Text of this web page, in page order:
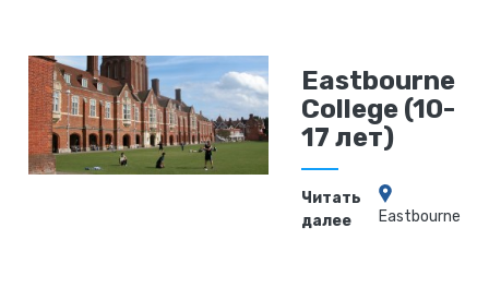
Eastbourne
College (10-
17 лет)
Читать
далее
Eastbourne